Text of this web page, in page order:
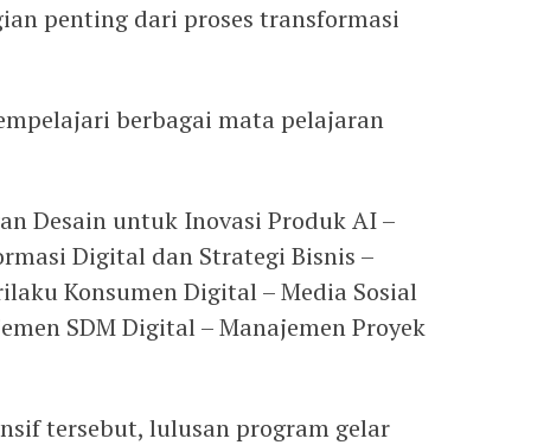
penting dari proses transformasi
berbagai mata pelajaran
Desain untuk Inovasi Produk AI –
Digital dan Strategi Bisnis –
Konsumen Digital – Media Sosial
SDM Digital – Manajemen Proyek
tersebut, lulusan program gelar